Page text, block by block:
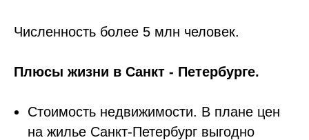
Численность более 5 млн человек.
Плюсы жизни в Санкт - Петербурге.
Стоимость недвижимости. В плане цен
на жилье Санкт-Петербург выгодно